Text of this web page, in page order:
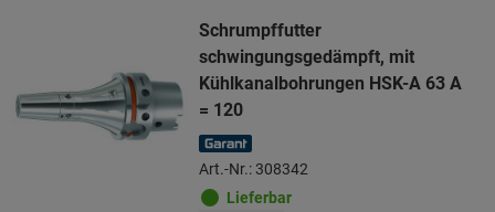
Schrumpffutter
schwingungsgedämpft, mit
Kühlkanalbohrungen HSK-A 63 A
= 120
Art.-Nr.: 308342
Lieferbar